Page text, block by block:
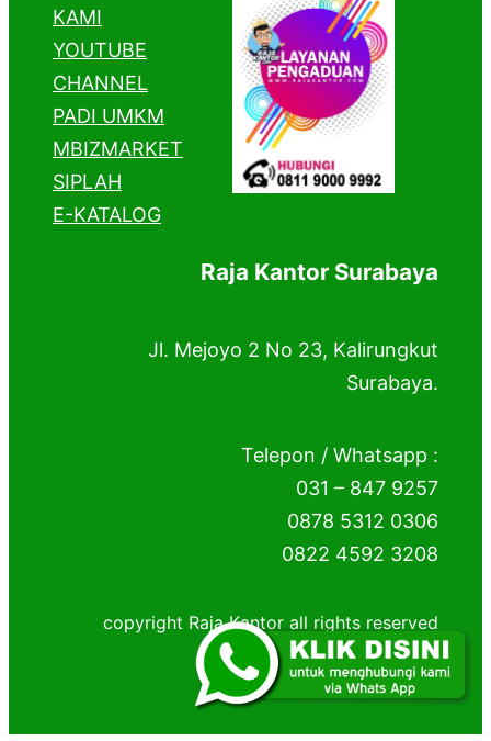
KAMI
YOUTUBE
CHANNEL
PADI UMKM
MBIZMARKET
SIPLAH
E-KATALOG
Raja Kantor Surabaya
Jl. Mejoyo 2 No 23, Kalirungkut
Surabaya.
Telepon / Whatsapp :
031 – 847 9257
0878 5312 0306
0822 4592 3208
copyright Raja Kantor all rights reserved